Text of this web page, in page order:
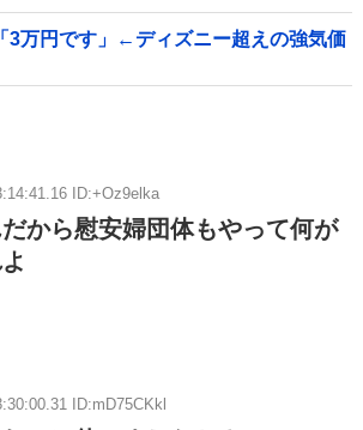
3万円です」←ディズニー超えの強気価
ID:+Oz9elka
から慰安婦団体もやって何が
ID:mD75CKkl